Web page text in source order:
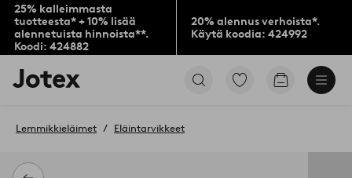
25% kalleimmasta
tuotteesta* + 10% lisää
alennetuista hinnoista**.
Koodi: 424882
20% alennus verhoista*.
Käytä koodia: 424992
Jotex-
logo
aloitussivulle
Siirry
Siirry
Lemmikkieläimet Eläintarvikkeet